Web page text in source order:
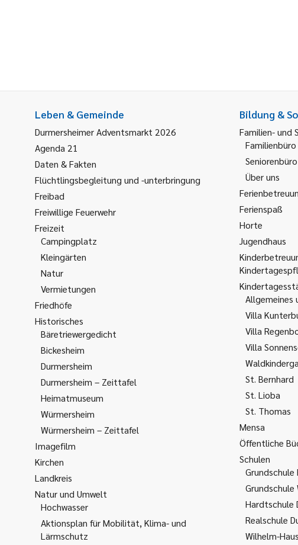
Leben & Gemeinde
Durmersheimer Adventsmarkt 2026
Agenda 21
Daten & Fakten
Flüchtlingsbegleitung und -unterbringung
Freibad
Freiwillige Feuerwehr
Freizeit
Campingplatz
Kleingärten
Natur
Vermietungen
Friedhöfe
Historisches
Bäretriewergedicht
Bickesheim
Durmersheim
Durmersheim – Zeittafel
Heimatmuseum
Würmersheim
Würmersheim – Zeittafel
Imagefilm
Kirchen
Landkreis
Natur und Umwelt
Hochwasser
Aktionsplan für Mobilität, Klima- und
Lärmschutz
Bildung &
Familien- und
Familienbüro
Seniorenbüro
Über uns
Ferienspaß
Horte
Jugendhaus
Allgemeines
Villa
Villa
Villa
St. Bernhard
St. Lioba
St. Thomas
Mensa
Öffentliche
Schulen
Grundschule
Grundschule
Hardtschule
Realschule
Wilhelm-